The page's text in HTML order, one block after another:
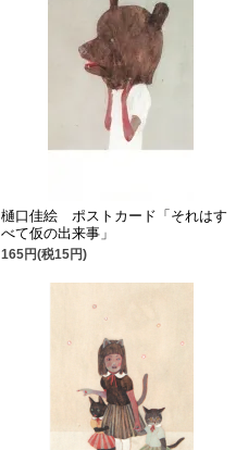
樋口佳絵 ポストカード「それはす
べて仮の出来事」
165円(税15円)